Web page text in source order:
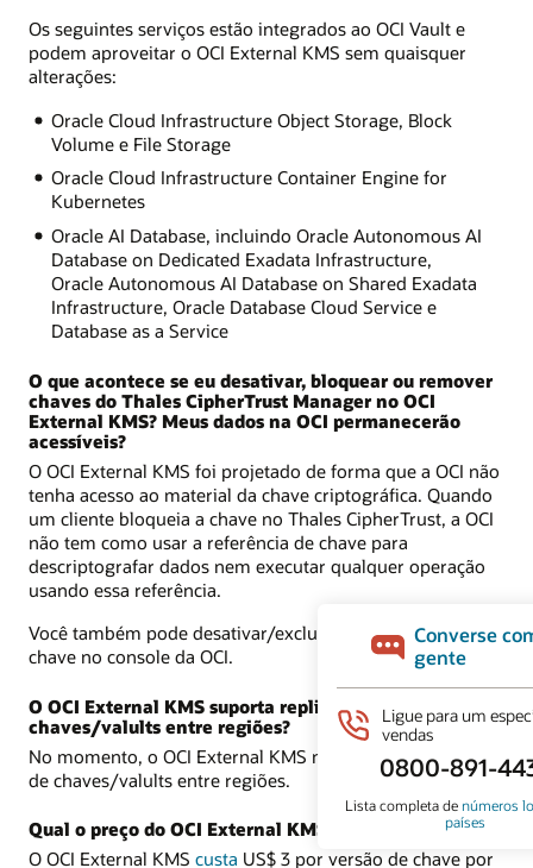
Os seguintes serviços estão integrados ao OCI Vault e
podem aproveitar o OCI External KMS sem quaisquer
alterações:
Oracle Cloud Infrastructure Object Storage, Block
Volume e File Storage
Oracle Cloud Infrastructure Container Engine for
Kubernetes
Oracle AI Database, incluindo Oracle Autonomous AI
Database on Dedicated Exadata Infrastructure,
Oracle Autonomous AI Database on Shared Exadata
Infrastructure, Oracle Database Cloud Service e
Database as a Service
O que acontece se eu desativar, bloquear ou remover
chaves do Thales CipherTrust Manager no OCI
External KMS? Meus dados na OCI permanecerão
acessíveis?
O OCI External KMS foi projetado de forma que a OCI não
tenha acesso ao material da chave criptográfica. Quando
um cliente bloqueia a chave no Thales CipherTrust, a OCI
não tem como usar a referência de chave para
descriptografar dados nem executar qualquer operação
usando essa referência.
Você também pode desativar/excluir as referências de
chave no console da OCI.
O OCI External KMS suporta replicação de
chaves/valults entre regiões?
No momento, o OCI External KMS não suporta replicação
de chaves/valults entre regiões.
Qual o preço do OCI External KMS?
O OCI External KMS custa US$ 3 por versão de chave por